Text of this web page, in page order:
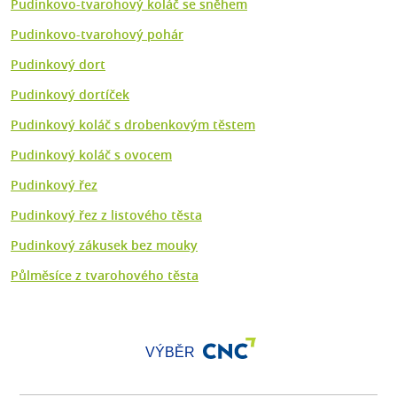
Pudinkovo-tvarohový koláč se sněhem
Pudinkovo-tvarohový pohár
Pudinkový dort
Pudinkový dortíček
Pudinkový koláč s drobenkovým těstem
Pudinkový koláč s ovocem
Pudinkový řez
Pudinkový řez z listového těsta
Pudinkový zákusek bez mouky
Půlměsíce z tvarohového těsta
VÝBĚR